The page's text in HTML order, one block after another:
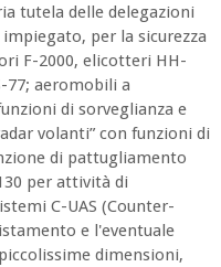
tutela delle delegazioni
per la sicurezza
F-2000, elicotteri HH-
77; aeromobili a
di sorveglianza e
volanti” con funzioni di
di pattugliamento
per attività di
C-UAS (Counter-
e l'eventuale
dimensioni,